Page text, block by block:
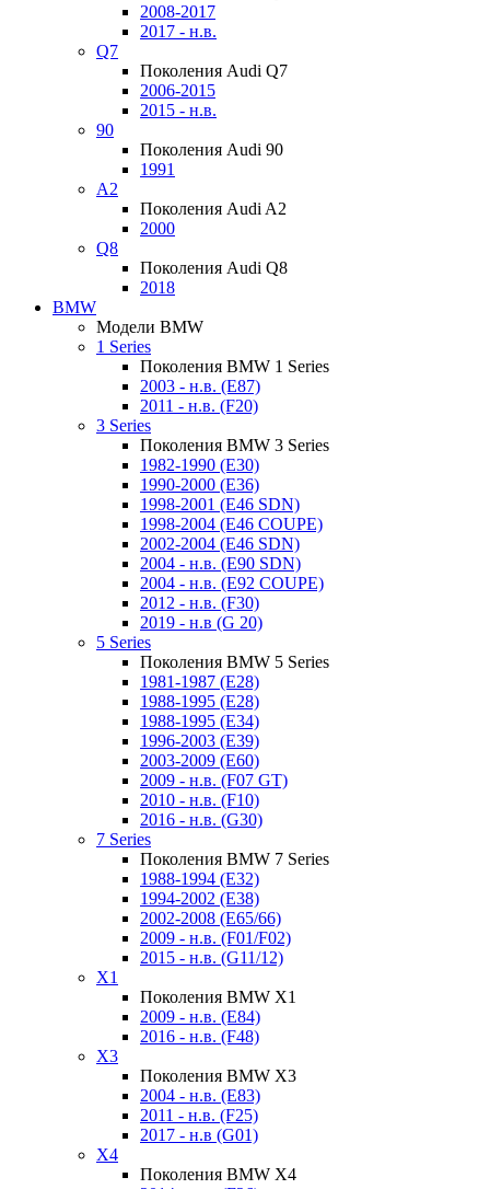
2008-2017
2017 - н.в.
Q7
Поколения Audi Q7
2006-2015
2015 - н.в.
90
Поколения Audi 90
1991
A2
Поколения Audi A2
2000
Q8
Поколения Audi Q8
2018
BMW
Модели BMW
1 Series
Поколения BMW 1 Series
2003 - н.в. (E87)
2011 - н.в. (F20)
3 Series
Поколения BMW 3 Series
1982-1990 (E30)
1990-2000 (E36)
1998-2001 (E46 SDN)
1998-2004 (E46 COUPE)
2002-2004 (E46 SDN)
2004 - н.в. (E90 SDN)
2004 - н.в. (E92 COUPE)
2012 - н.в. (F30)
2019 - н.в (G 20)
5 Series
Поколения BMW 5 Series
1981-1987 (E28)
1988-1995 (E28)
1988-1995 (E34)
1996-2003 (E39)
2003-2009 (E60)
2009 - н.в. (F07 GT)
2010 - н.в. (F10)
2016 - н.в. (G30)
7 Series
Поколения BMW 7 Series
1988-1994 (E32)
1994-2002 (E38)
2002-2008 (E65/66)
2009 - н.в. (F01/F02)
2015 - н.в. (G11/12)
X1
Поколения BMW X1
2009 - н.в. (E84)
2016 - н.в. (F48)
X3
Поколения BMW X3
2004 - н.в. (E83)
2011 - н.в. (F25)
2017 - н.в (G01)
X4
Поколения BMW X4